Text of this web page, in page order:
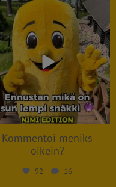
Kommentoi meniks
oikein?
92 16